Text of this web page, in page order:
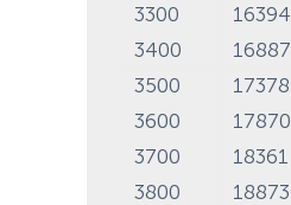
3300
16394
3400
16887
3500
17378
3600
17870
3700
18361
3800
18873